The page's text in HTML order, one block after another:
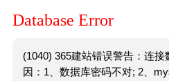
Database Error
(1040) 365建站错误警告：连
因：1、数据库密码不对; 2、